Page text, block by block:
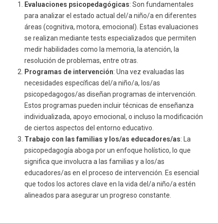
Evaluaciones psicopedagógicas: Son fundamentales
para analizar el estado actual del/a niño/a en diferentes
áreas (cognitiva, motora, emocional). Estas evaluaciones
se realizan mediante tests especializados que permiten
medir habilidades como la memoria, la atención, la
resolución de problemas, entre otras.
Programas de intervención: Una vez evaluadas las
necesidades específicas del/a niño/a, los/as
psicopedagogos/as diseñan programas de intervención.
Estos programas pueden incluir técnicas de enseñanza
individualizada, apoyo emocional, o incluso la modificación
de ciertos aspectos del entorno educativo.
Trabajo con las familias y los/as educadores/as: La
psicopedagogía aboga por un enfoque holístico, lo que
significa que involucra a las familias y a los/as
educadores/as en el proceso de intervención. Es esencial
que todos los actores clave en la vida del/a niño/a estén
alineados para asegurar un progreso constante.